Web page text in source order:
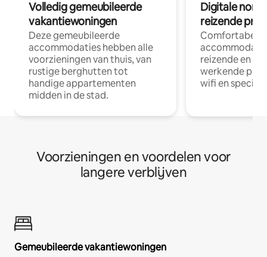
Volledig gemeubileerde
vakantiewoningen
Deze gemeubileerde
accommodaties hebben alle
voorzieningen van thuis, van
rustige berghutten tot
handige appartementen
midden in de stad.
Digitale
reizende
Comfortabele
reizende en
werkende
wifi en
Voorzieningen en voordelen voor
langere verblijven
Gemeubileerde vakantiewoningen